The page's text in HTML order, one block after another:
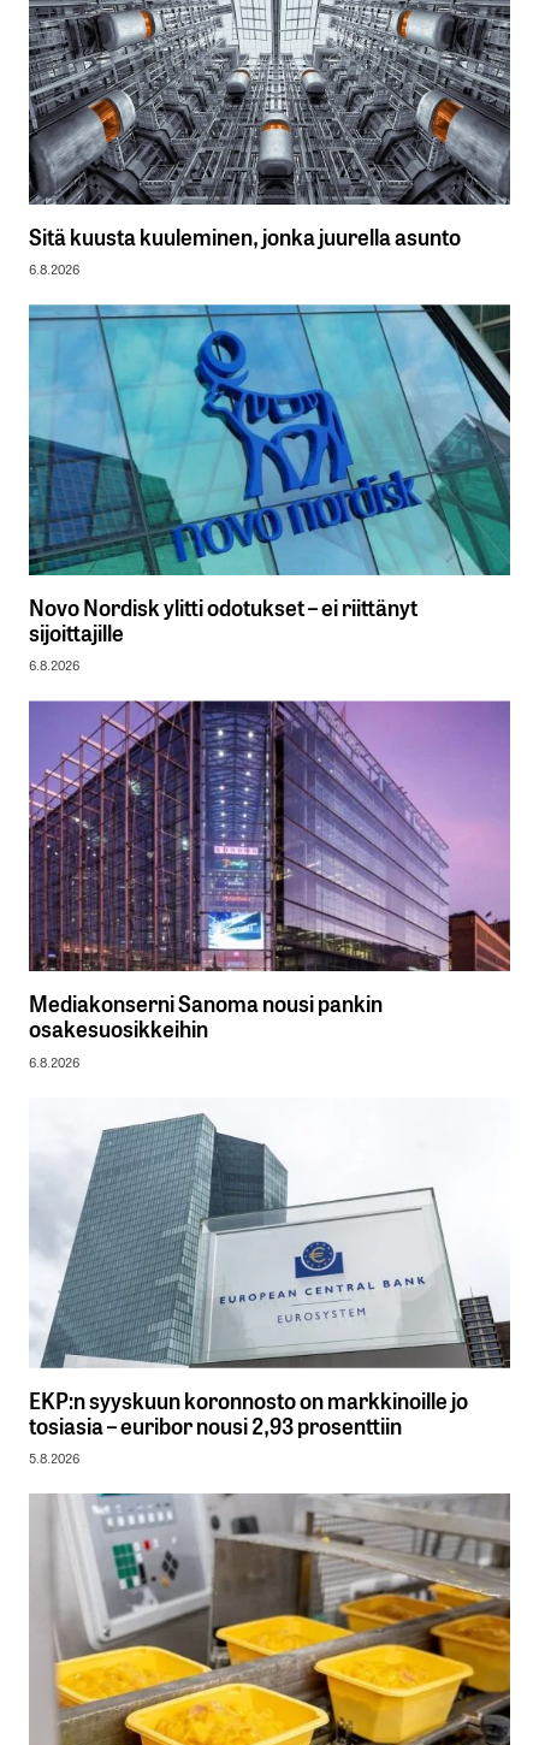
Sitä kuusta kuuleminen, jonka juurella asunto
6.8.2026
Novo Nordisk ylitti odotukset – ei riittänyt
sijoittajille
6.8.2026
Mediakonserni Sanoma nousi pankin
osakesuosikkeihin
6.8.2026
EKP:n syyskuun koronnosto on markkinoille jo
tosiasia – euribor nousi 2,93 prosenttiin
5.8.2026